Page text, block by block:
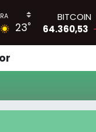
23°
BITCOIN
64.360,53
64,2463